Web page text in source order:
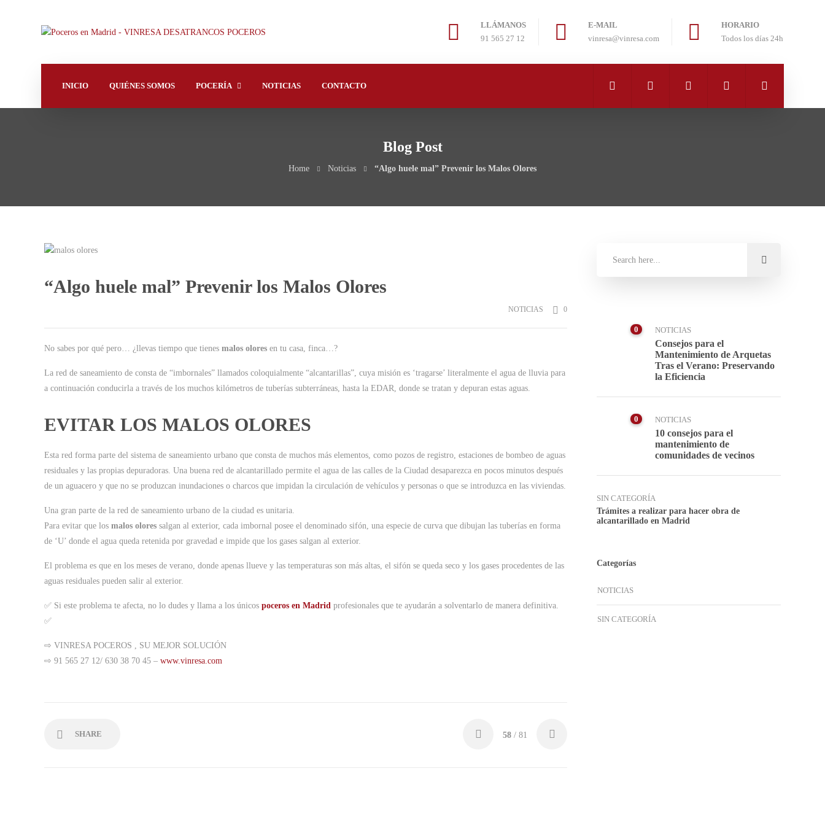
LLÁMANOS
91 565 27 12
E-MAIL
vinresa@vinresa.com
HORARIO
Todos los días 24h
INICIO QUIÉNES SOMOS POCERÍA NOTICIAS CONTACTO
Blog Post
Home Noticias “Algo huele mal” Prevenir los Malos Olores
“Algo huele mal” Prevenir los Malos Olores
NOTICIAS 0
No sabes por qué pero… ¿llevas tiempo que tienes malos olores en tu casa, finca…?
La red de saneamiento de consta de “imbornales” llamados coloquialmente “alcantarillas”, cuya misión es ‘tragarse’ literalmente el agua de lluvia para
a continuación conducirla a través de los muchos kilómetros de tuberías subterráneas, hasta la EDAR, donde se tratan y depuran estas aguas.
EVITAR LOS MALOS OLORES
Esta red forma parte del sistema de saneamiento urbano que consta de muchos más elementos, como pozos de registro, estaciones de bombeo de aguas
residuales y las propias depuradoras. Una buena red de alcantarillado permite el agua de las calles de la Ciudad desaparezca en pocos minutos después
de un aguacero y que no se produzcan inundaciones o charcos que impidan la circulación de vehículos y personas o que se introduzca en las viviendas.
Una gran parte de la red de saneamiento urbano de la ciudad es unitaria.
Para evitar que los malos olores salgan al exterior, cada imbornal posee el denominado sifón, una especie de curva que dibujan las tuberías en forma
de ‘U’ donde el agua queda retenida por gravedad e impide que los gases salgan al exterior.
El problema es que en los meses de verano, donde apenas llueve y las temperaturas son más altas, el sifón se queda seco y los gases procedentes de las
aguas residuales pueden salir al exterior.
✅ Si este problema te afecta, no lo dudes y llama a los únicos poceros en Madrid profesionales que te ayudarán a solventarlo de manera definitiva.
✅
⇨ VINRESA POCEROS , SU MEJOR SOLUCIÓN
⇨ 91 565 27 12/ 630 38 70 45 – www.vinresa.com
SHARE 58 / 81
0 NOTICIAS
Consejos para el
Mantenimiento de Arquetas
Tras el Verano: Preservando
la Eficiencia
0 NOTICIAS
10 consejos para el
mantenimiento de
comunidades de vecinos
SIN CATEGORÍA
Trámites a realizar para hacer obra de
alcantarillado en Madrid
Categorías
NOTICIAS
SIN CATEGORÍA